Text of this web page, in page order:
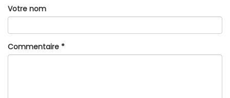
Votre nom
Commentaire *